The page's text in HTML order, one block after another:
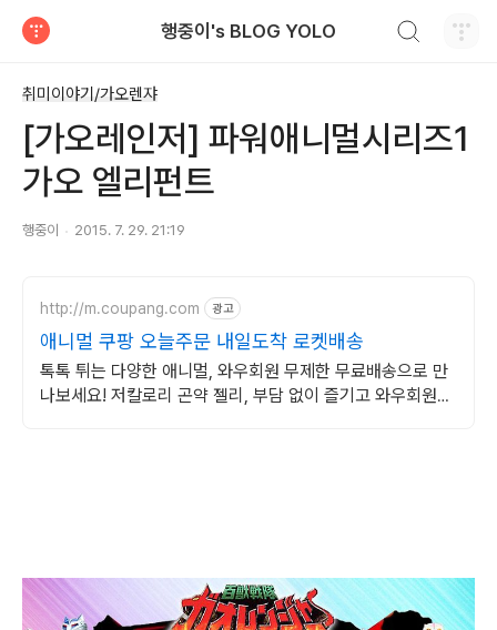
행중이's BLOG YOLO
취미이야기/가오렌쟈
[가오레인저] 파워애니멀시리즈1
가오 엘리펀트
행중이 2015. 7. 29. 21:19
http://m.coupang.com 광고
애니멀 쿠팡 오늘주문 내일도착 로켓배송
톡톡 튀는 다양한 애니멀, 와우회원 무제한 무료배송으로 만
나보세요! 저칼로리 곤약 젤리, 부담 없이 즐기고 와우회원